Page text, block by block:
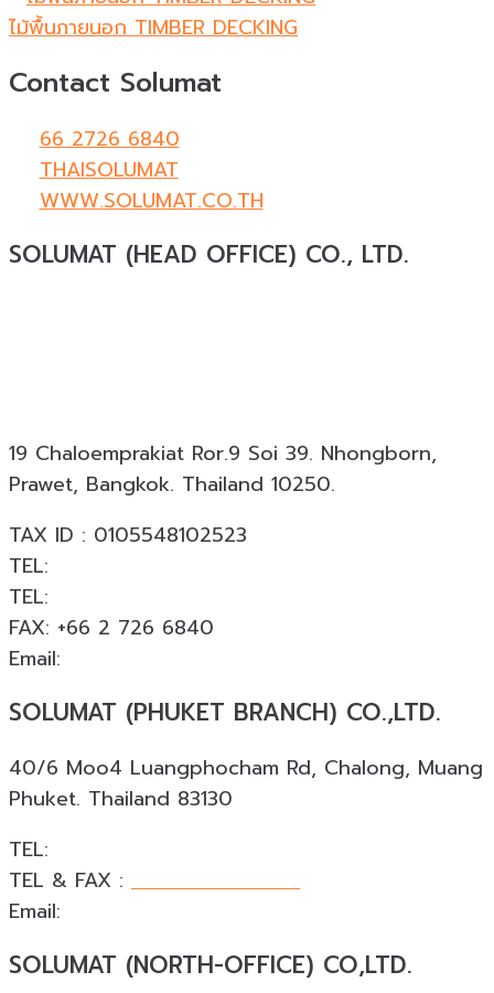
ไม้พื้นภายนอก TIMBER DECKING
Contact Solumat
66 2726 6840
THAISOLUMAT
WWW.SOLUMAT.CO.TH
SOLUMAT (HEAD OFFICE) CO., LTD.
19 Chaloemprakiat Ror.9 Soi 39. Nhongborn,
Prawet, Bangkok. Thailand 10250.
TAX ID : 0105548102523
TEL:
TEL:
FAX: +66 2 726 6840
Email:
SOLUMAT (PHUKET BRANCH) CO.,LTD.
40/6 Moo4 Luangphocham Rd, Chalong, Muang
Phuket. Thailand 83130
TEL:
TEL & FAX :
Email:
SOLUMAT (NORTH-OFFICE) CO,LTD.